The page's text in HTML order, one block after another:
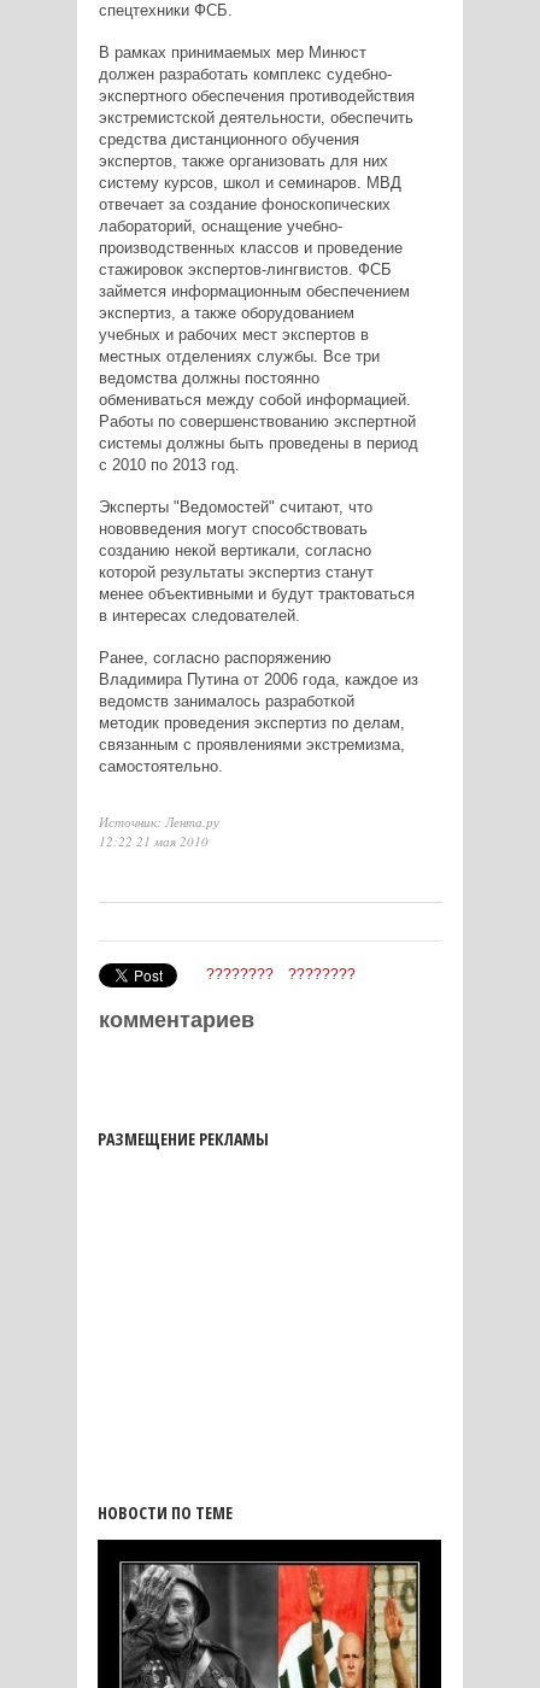
спецтехники ФСБ.
В рамках принимаемых мер Минюст
должен разработать комплекс судебно-
экспертного обеспечения противодействия
экстремистской деятельности, обеспечить
средства дистанционного обучения
экспертов, также организовать для них
систему курсов, школ и семинаров. МВД
отвечает за создание фоноскопических
лабораторий, оснащение учебно-
производственных классов и проведение
стажировок экспертов-лингвистов. ФСБ
займется информационным обеспечением
экспертиз, а также оборудованием
учебных и рабочих мест экспертов в
местных отделениях службы. Все три
ведомства должны постоянно
обмениваться между собой информацией.
Работы по совершенствованию экспертной
системы должны быть проведены в период
с 2010 по 2013 год.
Эксперты "Ведомостей" считают, что
нововведения могут способствовать
созданию некой вертикали, согласно
которой результаты экспертиз станут
менее объективными и будут трактоваться
в интересах следователей.
Ранее, согласно распоряжению
Владимира Путина от 2006 года, каждое из
ведомств занималось разработкой
методик проведения экспертиз по делам,
связанным с проявлениями экстремизма,
самостоятельно.
Источник: Лента.ру
12:22 21 мая 2010
???????? ????????
комментариев
РАЗМЕЩЕНИЕ РЕКЛАМЫ
НОВОСТИ ПО ТЕМЕ